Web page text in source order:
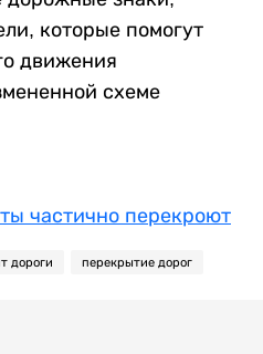
которые помогут
движения
схеме
частично перекроют
дороги перекрытие дорог